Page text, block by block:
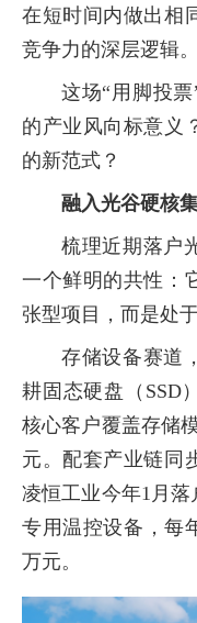
在短时间内做出相
竞争力的深层逻辑。
这场“用脚投
的产业风向标意义
的新范式？
融入光谷硬核
梳理近期落户
一个鲜明的共性：
张型项目，而是处
存储设备赛道
耕固态硬盘（SSD
核心客户覆盖存储
元。配套产业链同
凌恒工业今年1月
专用温控设备，每
万元。